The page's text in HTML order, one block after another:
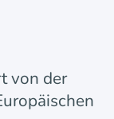
von der